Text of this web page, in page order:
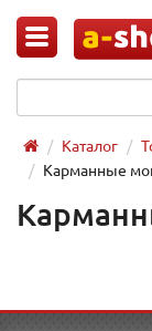
Каталог
Карманные